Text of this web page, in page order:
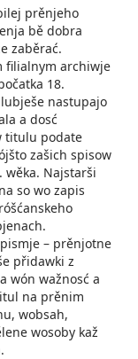
prěnjeho
bě dobra
zaběrać.
filialnym archiwje
18.
lubješe nastupajo
a dosć
titulu podate
zašich spisow
wěka. Najstarši
so wo zapis
– prěnjotne
přidawki z
wón wažnosć a
na prěnim
wobsah,
wosoby kaž